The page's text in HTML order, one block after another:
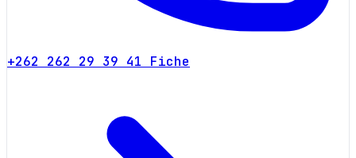
+262 262 29 39 41 Fiche